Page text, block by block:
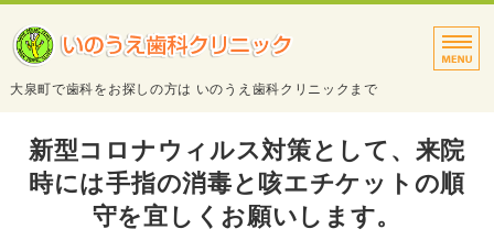
タイトルサンプル
大泉町で歯科をお探しの方は いのうえ歯科クリニックまで
トップページ
診療案内
院長・スタッフ紹介
新型コロナウィルス対策として、来院
時には手指の消毒と咳エチケットの順
守を宜しくお願いします。